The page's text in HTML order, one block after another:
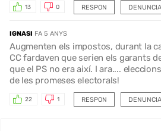
RESPON
13 0 DENUNCIA
IGNASI FA 5 ANYS
Augmenten els impostos, durant la
CC fardaven que serien els garants
que el PS no era així. I ara....
de les promeses electorals!
RESPON
22 1 DENUNCIA